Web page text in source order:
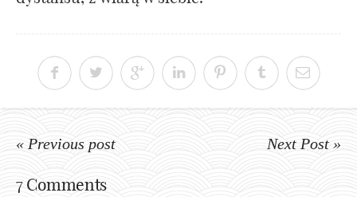
« Previous post Next Post »
7 Comments